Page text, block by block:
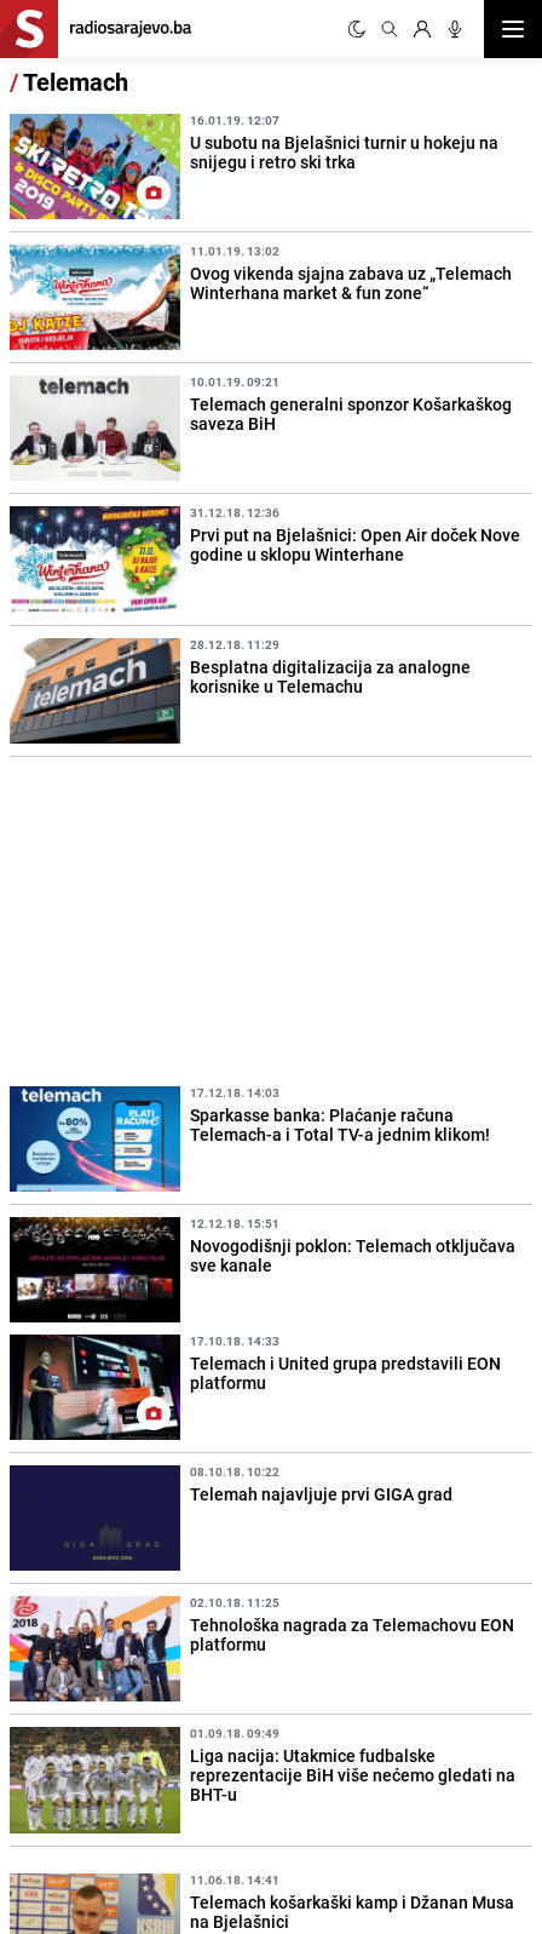
/Telemach
16.01.19. 12:07
U subotu na Bjelašnici turnir u hokeju na
snijegu i retro ski trka
11.01.19. 13:02
Ovog vikenda sjajna zabava uz „Telemach
Winterhana market & fun zone“
10.01.19. 09:21
Telemach generalni sponzor Košarkaškog
saveza BiH
31.12.18. 12:36
Prvi put na Bjelašnici: Open Air doček Nove
godine u sklopu Winterhane
28.12.18. 11:29
Besplatna digitalizacija za analogne
korisnike u Telemachu
17.12.18. 14:03
Sparkasse banka: Plaćanje računa
Telemach-a i Total TV-a jednim klikom!
12.12.18. 15:51
Novogodišnji poklon: Telemach otključava
sve kanale
17.10.18. 14:33
Telemach i United grupa predstavili EON
platformu
08.10.18. 10:22
Telemah najavljuje prvi GIGA grad
02.10.18. 11:25
Tehnološka nagrada za Telemachovu EON
platformu
01.09.18. 09:49
Liga nacija: Utakmice fudbalske
reprezentacije BiH više nećemo gledati na
BHT-u
11.06.18. 14:41
Telemach košarkaški kamp i Džanan Musa
na Bjelašnici